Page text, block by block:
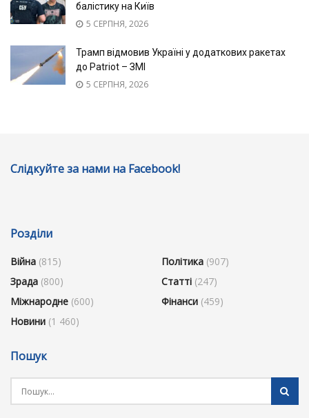
балістику на Київ
5 СЕРПНЯ, 2026
Трамп відмовив Україні у додаткових ракетах
до Patriot – ЗМІ
5 СЕРПНЯ, 2026
Слідкуйте за нами на Facebook!
Розділи
Війна (815)
Зрада (800)
Міжнародне (600)
Новини (1 460)
Політика (907)
Статті (247)
Фінанси (459)
Пошук